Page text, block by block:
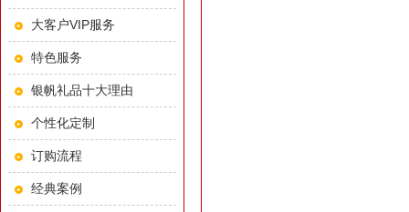
大客户VIP服务
特色服务
银帆礼品十大理由
个性化定制
订购流程
经典案例